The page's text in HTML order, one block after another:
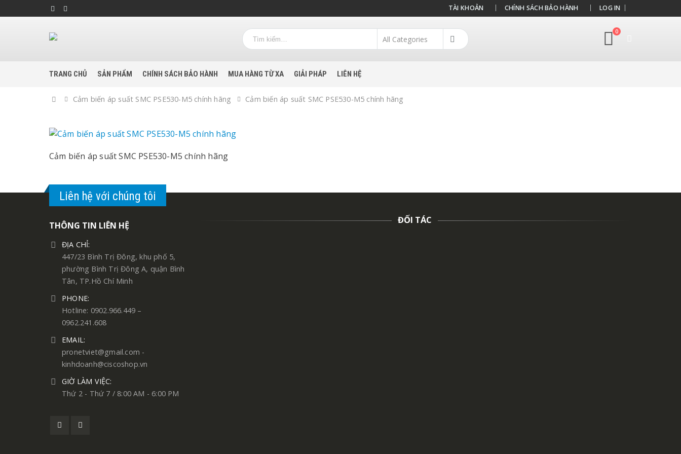
TÀI KHOẢN CHÍNH SÁCH BẢO HÀNH LOG IN
0
TRANG CHỦ SẢN PHẨM CHÍNH SÁCH BẢO HÀNH MUA HÀNG TỪ XA GIẢI PHÁP LIÊN HỆ
Home
Cảm biến áp suất SMC PSE530-M5 chính hãng Cảm biến áp suất SMC PSE530-M5 chính hãng
Cảm biến áp suất SMC PSE530-M5 chính hãng
Liên hệ với chúng tôi
THÔNG TIN LIÊN HỆ
ĐỊA CHỈ:
447/23 Bình Trị Đông, khu phố 5,
phường Bình Trị Đông A, quận Bình
Tân, TP.Hồ Chí Minh
PHONE:
Hotline: 0902.966.449 –
0962.241.608
EMAIL:
pronetviet@gmail.com -
kinhdoanh@ciscoshop.vn
GIỜ LÀM VIỆC:
Thứ 2 - Thứ 7 / 8:00 AM - 6:00 PM
ĐỐI TÁC